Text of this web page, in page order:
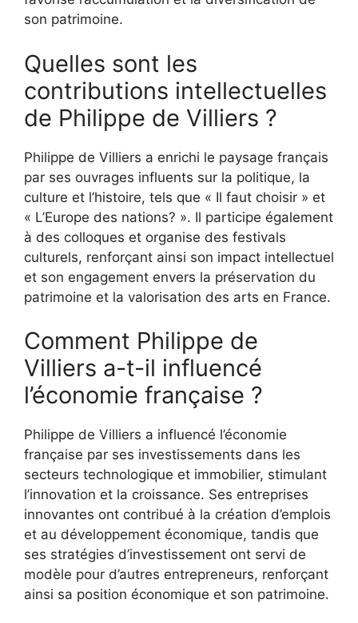
son patrimoine.
Quelles sont les
contributions intellectuelles
de Philippe de Villiers ?
Philippe de Villiers a enrichi le paysage français
par ses ouvrages influents sur la politique, la
culture et l’histoire, tels que « Il faut choisir » et
« L’Europe des nations? ». Il participe également
à des colloques et organise des festivals
culturels, renforçant ainsi son impact intellectuel
et son engagement envers la préservation du
patrimoine et la valorisation des arts en France.
Comment Philippe de
Villiers a-t-il influencé
l’économie française ?
Philippe de Villiers a influencé l’économie
française par ses investissements dans les
secteurs technologique et immobilier, stimulant
l’innovation et la croissance. Ses entreprises
innovantes ont contribué à la création d’emplois
et au développement économique, tandis que
ses stratégies d’investissement ont servi de
modèle pour d’autres entrepreneurs, renforçant
ainsi sa position économique et son patrimoine.